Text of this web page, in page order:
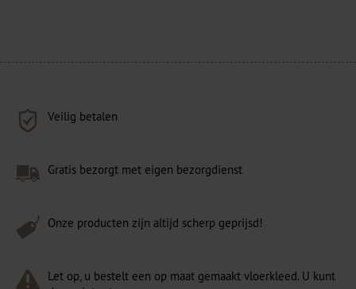
Veilig betalen
Gratis bezorgt met eigen bezorgdienst
Onze producten zijn altijd scherp geprijsd!
Let op, u bestelt een op maat gemaakt vloerkleed. U kunt